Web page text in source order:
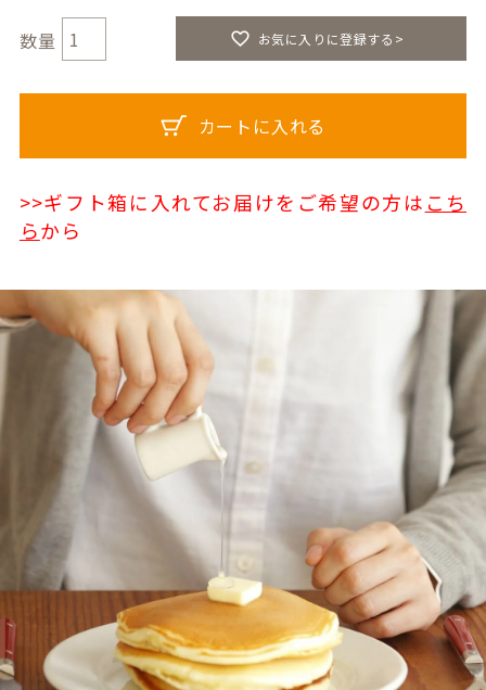
お気に入りに登録する>
カートに入れる
>>ギフト箱に入れてお届けをご希望の方は こち
らから